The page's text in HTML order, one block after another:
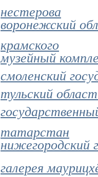
нестерова
воронежский
крамского
музейный
смоленский
тульский
татарстан
нижегородский
галерея